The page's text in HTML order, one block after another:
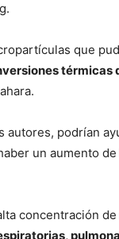
que
térmicas
autores, podrían
un aumento
concentración